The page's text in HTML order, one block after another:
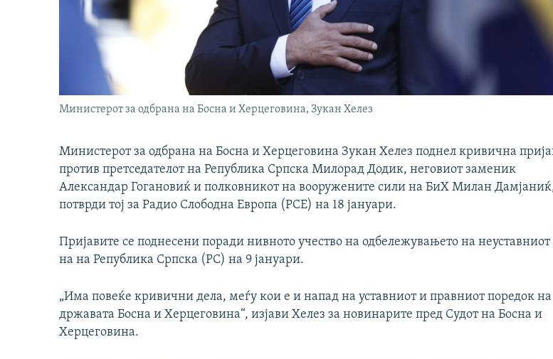
Министерот за одбрана на Босна и Херцеговина, Зукан Хелез
Министерот за одбрана на Босна и Херцеговина Зукан Хелез поднел кривична
против претседателот на Република Српска Милорад Додик, неговиот заменик
Александар Гогановиќ и полковникот на вооружените сили на БиХ Милан
потврди тој за Радио Слободна Европа (РСЕ) на 18 јануари.
Пријавите се поднесени поради нивното учество на одбележувањето на
на на Република Српска (РС) на 9 јануари.
„Има повеќе кривични дела, меѓу кои е и напад на уставниот и правниот поредок на
државата Босна и Херцеговина“, изјави Хелез за новинарите пред Судот на Босна и
Херцеговина.